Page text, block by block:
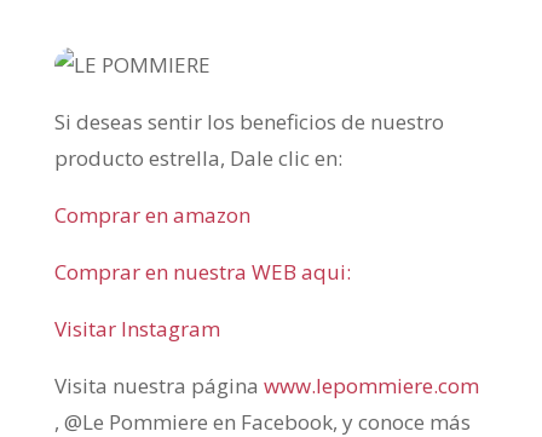
Si deseas sentir los beneficios de nuestro
producto estrella, Dale clic en:
Comprar en amazon
Comprar en nuestra WEB aqui:
Visitar Instagram
Visita nuestra página www.lepommiere.com
, @Le Pommiere en Facebook, y conoce más